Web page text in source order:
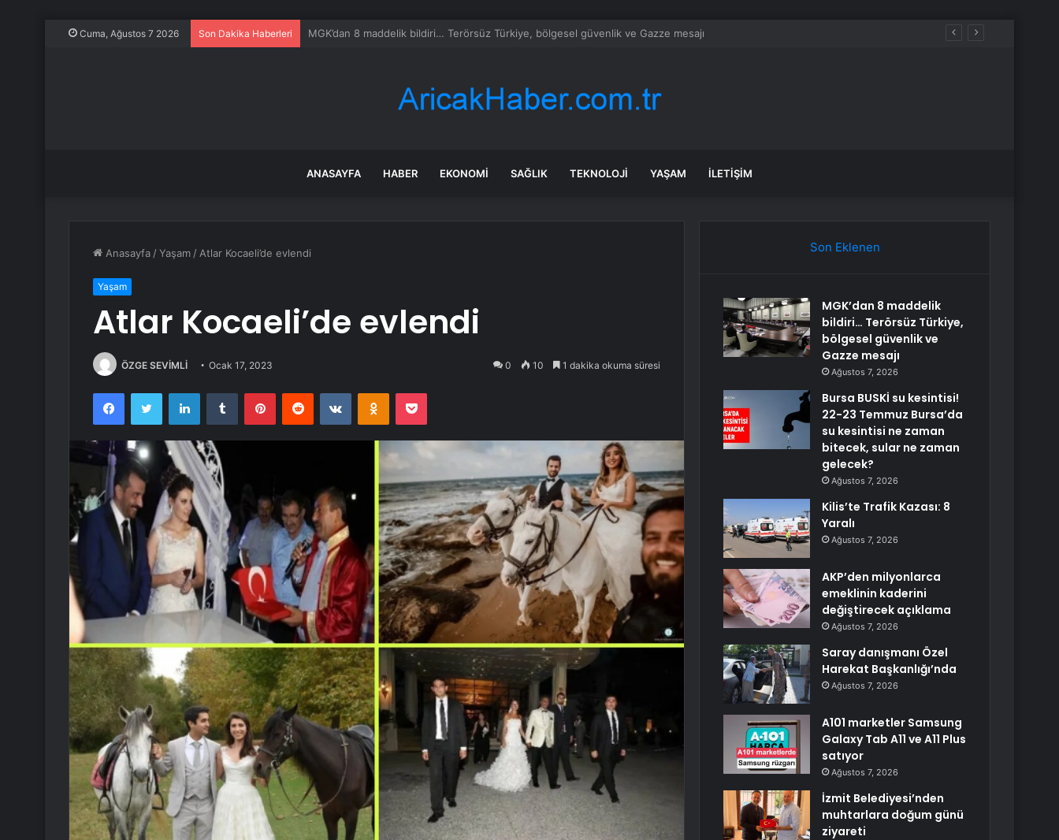
Cuma, Ağustos 7 2026 Son Dakika Haberleri Bursa BUSKİ su kesintisi! 22-23 Temmuz Bursa’da su kesintisi ne zaman bitecek, sular ne zaman gelecek?
ANASAYFA HABER EKONOMI SAĞLIK TEKNOLOJI YAŞAM İLETIŞIM
Anasayfa /Yaşam / Atlar Kocaeli’de evlendi
Yaşam
Atlar Kocaeli’de evlendi
ÖZGE SEVİMLİ Ocak 17, 2023 0 10 1 dakika okuma süresi
FacebookTwitter LinkedInTumblr PinterestReddit VKontakteOdnoklassniki
Pocket
Son Eklenen
MGK’dan 8 maddelik
bildiri… Terörsüz Türkiye,
bölgesel güvenlik ve
Gazze mesajı
Ağustos 7, 2026
Bursa BUSKİ su kesintisi!
22-23 Temmuz Bursa’da
su kesintisi ne zaman
bitecek, sular ne zaman
gelecek?
Ağustos 7, 2026
Kilis’te Trafik Kazası: 8
Yaralı
Ağustos 7, 2026
AKP’den milyonlarca
emeklinin kaderini
değiştirecek açıklama
Ağustos 7, 2026
Saray danışmanı Özel
Harekat Başkanlığı’nda
Ağustos 7, 2026
A101 marketler Samsung
Galaxy Tab A11 ve A11 Plus
satıyor
Ağustos 7, 2026
İzmit Belediyesi’nden
muhtarlara doğum günü
ziyareti